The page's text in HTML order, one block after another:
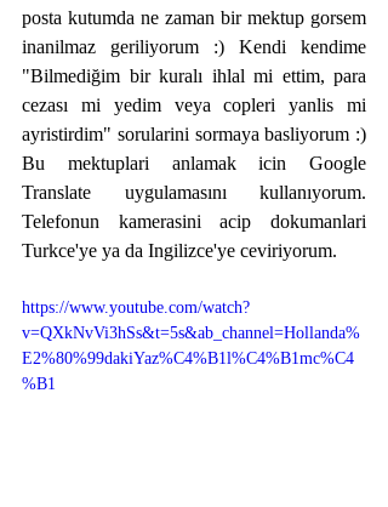
posta kutumda ne zaman bir mektup gorsem
inanilmaz geriliyorum :) Kendi kendime
"Bilmediğim bir kuralı ihlal mi ettim, para
cezası mi yedim veya copleri yanlis mi
ayristirdim" sorularini sormaya basliyorum :)
Bu mektuplari anlamak icin Google
Translate uygulamasını kullanıyorum.
Telefonun kamerasini acip dokumanlari
Turkce'ye ya da Ingilizce'ye ceviriyorum.
https://www.youtube.com/watch?
v=QXkNvVi3hSs&t=5s&ab_channel=Hollanda%
E2%80%99dakiYaz%C4%B1l%C4%B1mc%C4
%B1